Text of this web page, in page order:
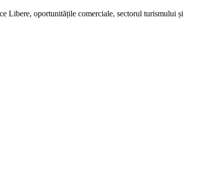
Libere, oportunitățile comerciale, sectorul turismului și